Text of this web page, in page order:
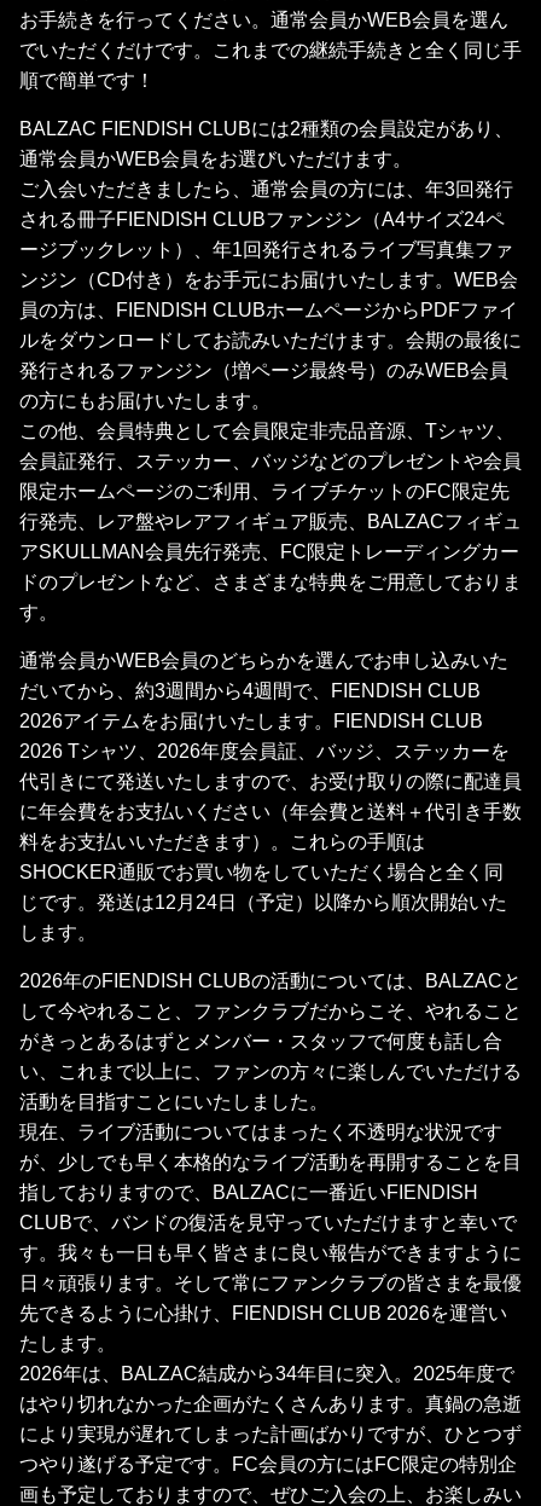
お手続きを行ってください。通常会員かWEB会員を選ん
でいただくだけです。これまでの継続手続きと全く同じ手
順で簡単です！
BALZAC FIENDISH CLUBには2種類の会員設定があり、
通常会員かWEB会員をお選びいただけます。
ご入会いただきましたら、通常会員の方には、年3回発行
される冊子FIENDISH CLUBファンジン（A4サイズ24ペ
ージブックレット）、年1回発行されるライブ写真集ファ
ンジン（CD付き）をお手元にお届けいたします。WEB会
員の方は、FIENDISH CLUBホームページからPDFファイ
ルをダウンロードしてお読みいただけます。会期の最後に
発行されるファンジン（増ページ最終号）のみWEB会員
の方にもお届けいたします。
この他、会員特典として会員限定非売品音源、Tシャツ、
会員証発行、ステッカー、バッジなどのプレゼントや会員
限定ホームページのご利用、ライブチケットのFC限定先
行発売、レア盤やレアフィギュア販売、BALZACフィギュ
アSKULLMAN会員先行発売、FC限定トレーディングカー
ドのプレゼントなど、さまざまな特典をご用意しておりま
す。
通常会員かWEB会員のどちらかを選んでお申し込みいた
だいてから、約3週間から4週間で、FIENDISH CLUB
2026アイテムをお届けいたします。FIENDISH CLUB
2026 Tシャツ、2026年度会員証、バッジ、ステッカーを
代引きにて発送いたしますので、お受け取りの際に配達員
に年会費をお支払いください（年会費と送料＋代引き手数
料をお支払いいただきます）。これらの手順は
SHOCKER通販でお買い物をしていただく場合と全く同
じです。発送は12月24日（予定）以降から順次開始いた
します。
2026年のFIENDISH CLUBの活動については、BALZACと
して今やれること、ファンクラブだからこそ、やれること
がきっとあるはずとメンバー・スタッフで何度も話し合
い、これまで以上に、ファンの方々に楽しんでいただける
活動を目指すことにいたしました。
現在、ライブ活動についてはまったく不透明な状況です
が、少しでも早く本格的なライブ活動を再開することを目
指しておりますので、BALZACに一番近いFIENDISH
CLUBで、バンドの復活を見守っていただけますと幸いで
す。我々も一日も早く皆さまに良い報告ができますように
日々頑張ります。そして常にファンクラブの皆さまを最優
先できるように心掛け、FIENDISH CLUB 2026を運営い
たします。
2026年は、BALZAC結成から34年目に突入。2025年度で
はやり切れなかった企画がたくさんあります。真鍋の急逝
により実現が遅れてしまった計画ばかりですが、ひとつず
つやり遂げる予定です。FC会員の方にはFC限定の特別企
画も予定しておりますので、ぜひご入会の上、お楽しみい